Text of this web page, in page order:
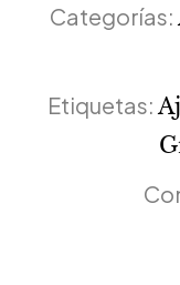
Categorías:
Etiquetas: